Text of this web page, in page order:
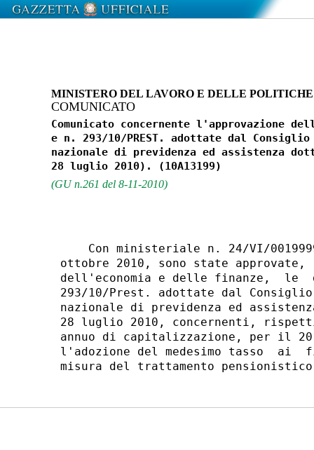
MINISTERO DEL LAVORO E DELLE
COMUNICATO
Comunicato concernente l'approvazione
e n. 293/10/PREST. adottate dal
nazionale di previdenza ed assistenza
(GU n.261 del 8-11-2010)
Con ministeriale n. 24/VI/
ottobre 2010, sono state
dell'economia e delle finanze,  le
293/10/Prest. adottate dal
nazionale di previdenza ed
28 luglio 2010, concernenti,
annuo di capitalizzazione, per il
l'adozione del medesimo tasso  ai